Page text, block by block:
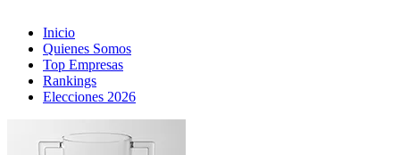
Inicio
Quienes Somos
Top Empresas
Rankings
Elecciones 2026